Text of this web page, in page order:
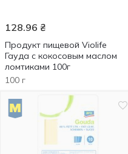
128.96 ₴
Продукт пищевой Violife
Гауда с кокосовым маслом
ломтиками 100г
100 г